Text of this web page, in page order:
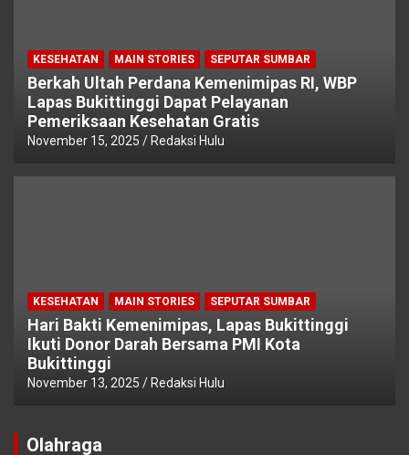
KESEHATAN MAIN STORIES SEPUTAR SUMBAR
Berkah Ultah Perdana Kemenimipas RI, WBP
Lapas Bukittinggi Dapat Pelayanan
Pemeriksaan Kesehatan Gratis
November 15, 2025 Redaksi Hulu
KESEHATAN MAIN STORIES SEPUTAR SUMBAR
Hari Bakti Kemenimipas, Lapas Bukittinggi
Ikuti Donor Darah Bersama PMI Kota
Bukittinggi
November 13, 2025 Redaksi Hulu
Olahraga